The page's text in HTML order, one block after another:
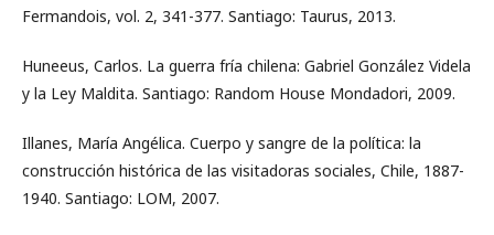
Fermandois, vol. 2, 341-377. Santiago: Taurus, 2013.
Huneeus, Carlos. La guerra fría chilena: Gabriel González Videla
y la Ley Maldita. Santiago: Random House Mondadori, 2009.
Illanes, María Angélica. Cuerpo y sangre de la política: la
construcción histórica de las visitadoras sociales, Chile, 1887-
1940. Santiago: LOM, 2007.